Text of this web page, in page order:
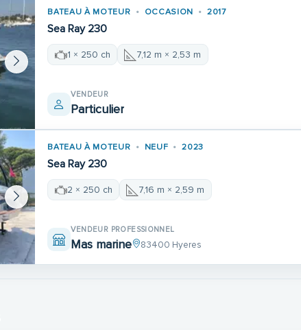
BATEAU À MOTEUR OCCASION 2017
Sea Ray 230
1 × 250 ch 7,12 m × 2,53 m
VENDEUR
Particulier
BATEAU À MOTEUR NEUF 2023
Sea Ray 230
2 × 250 ch 7,16 m × 2,59 m
VENDEUR PROFESSIONNEL
Mas marine 83400 Hyeres